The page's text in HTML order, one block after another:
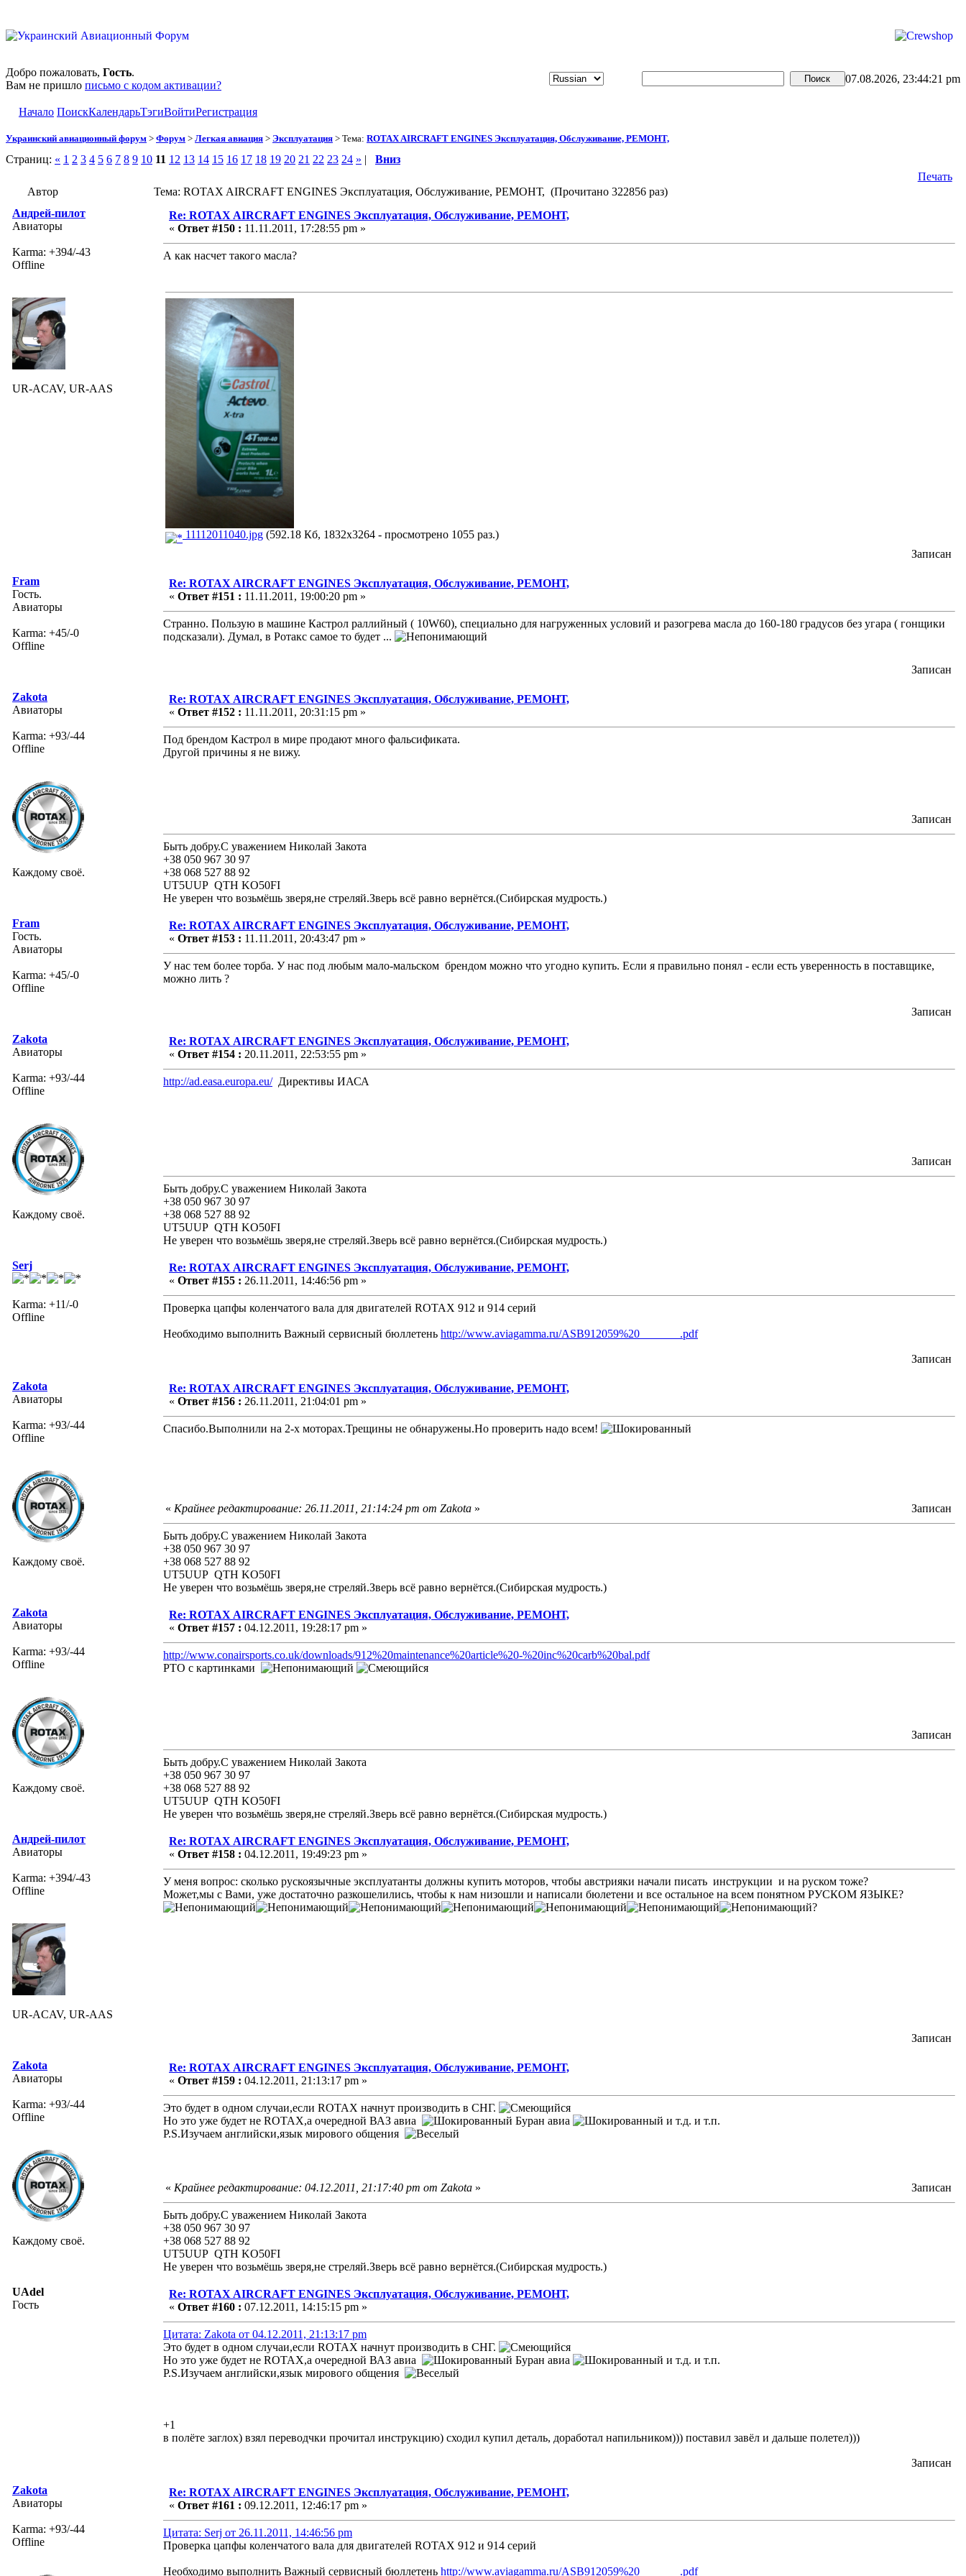
Добро пожаловать, Гость.
Вам не пришло письмо с кодом активации?
07.08.2026, 23:44:21 pm
Начало ПоискКалендарьТэгиВойтиРегистрация
Украинский авиационный форум > Форум > Легкая авиация > Эксплуатация > Тема: ROTAX AIRCRAFT ENGINES Эксплуатация, Обслуживание, РЕМОНТ,
Страниц: « 1 2 3 4 5 6 7 8 9 10 11 12 13 14 15 16 17 18 19 20 21 22 23 24 » | Вниз
Печать
Автор
Тема: ROTAX AIRCRAFT ENGINES Эксплуатация, Обслуживание, РЕМОНТ, (Прочитано 322856 раз)
Андрей-пилот
Авиаторы
Karma: +394/-43
Offline
UR-ACAV, UR-AAS
Re: ROTAX AIRCRAFT ENGINES Эксплуатация, Обслуживание, РЕМОНТ,
« Ответ #150 : 11.11.2011, 17:28:55 pm »
А как насчет такого масла?
11112011040.jpg (592.18 Кб, 1832x3264 - просмотрено 1055 раз.)
Записан
Fram
Гость.
Авиаторы
Karma: +45/-0
Offline
Re: ROTAX AIRCRAFT ENGINES Эксплуатация, Обслуживание, РЕМОНТ,
« Ответ #151 : 11.11.2011, 19:00:20 pm »
Странно. Пользую в машине Кастрол раллийный ( 10W60), специально для нагруженных условий и разогрева масла до 160-180 градусов без угара ( гонщики
подсказали). Думал, в Ротакс самое то будет ...
Записан
Zakota
Авиаторы
Karma: +93/-44
Offline
Каждому своё.
Re: ROTAX AIRCRAFT ENGINES Эксплуатация, Обслуживание, РЕМОНТ,
« Ответ #152 : 11.11.2011, 20:31:15 pm »
Под брендом Кастрол в мире продают много фальсификата.
Другой причины я не вижу.
Записан
Быть добру.С уважением Николай Закота
+38 050 967 30 97
+38 068 527 88 92
UT5UUP QTH KO50FI
Не уверен что возьмёшь зверя,не стреляй.Зверь всё равно вернётся.(Сибирская мудрость.)
Fram
Гость.
Авиаторы
Karma: +45/-0
Offline
Re: ROTAX AIRCRAFT ENGINES Эксплуатация, Обслуживание, РЕМОНТ,
« Ответ #153 : 11.11.2011, 20:43:47 pm »
У нас тем более торба. У нас под любым мало-мальском брендом можно что угодно купить. Если я правильно понял - если есть уверенность в поставщике,
можно лить ?
Записан
Zakota
Авиаторы
Karma: +93/-44
Offline
Каждому своё.
Re: ROTAX AIRCRAFT ENGINES Эксплуатация, Обслуживание, РЕМОНТ,
« Ответ #154 : 20.11.2011, 22:53:55 pm »
http://ad.easa.europa.eu/Директивы ИАСА
Записан
Быть добру.С уважением Николай Закота
+38 050 967 30 97
+38 068 527 88 92
UT5UUP QTH KO50FI
Не уверен что возьмёшь зверя,не стреляй.Зверь всё равно вернётся.(Сибирская мудрость.)
Serj
Karma: +11/-0
Offline
Re: ROTAX AIRCRAFT ENGINES Эксплуатация, Обслуживание, РЕМОНТ,
« Ответ #155 : 26.11.2011, 14:46:56 pm »
Проверка цапфы коленчатого вала для двигателей ROTAX 912 и 914 серий
Необходимо выполнить Важный сервисный бюллетень http://www.aviagamma.ru/ASB912059%20_______.pdf
Записан
Zakota
Авиаторы
Karma: +93/-44
Offline
Каждому своё.
Re: ROTAX AIRCRAFT ENGINES Эксплуатация, Обслуживание, РЕМОНТ,
« Ответ #156 : 26.11.2011, 21:04:01 pm »
Спасибо.Выполнили на 2-х моторах.Трещины не обнаружены.Но проверить надо всем!
« Крайнее редактирование: 26.11.2011, 21:14:24 pm от Zakota » Записан
Быть добру.С уважением Николай Закота
+38 050 967 30 97
+38 068 527 88 92
UT5UUP QTH KO50FI
Не уверен что возьмёшь зверя,не стреляй.Зверь всё равно вернётся.(Сибирская мудрость.)
Zakota
Авиаторы
Karma: +93/-44
Offline
Каждому своё.
Re: ROTAX AIRCRAFT ENGINES Эксплуатация, Обслуживание, РЕМОНТ,
« Ответ #157 : 04.12.2011, 19:28:17 pm »
http://www.conairsports.co.uk/downloads/912%20maintenance%20article%20-%20inc%20carb%20bal.pdf
РТО с картинками
Записан
Быть добру.С уважением Николай Закота
+38 050 967 30 97
+38 068 527 88 92
UT5UUP QTH KO50FI
Не уверен что возьмёшь зверя,не стреляй.Зверь всё равно вернётся.(Сибирская мудрость.)
Андрей-пилот
Авиаторы
Karma: +394/-43
Offline
UR-ACAV, UR-AAS
Re: ROTAX AIRCRAFT ENGINES Эксплуатация, Обслуживание, РЕМОНТ,
« Ответ #158 : 04.12.2011, 19:49:23 pm »
У меня вопрос: сколько рускоязычные эксплуатанты должны купить моторов, чтобы австрияки начали писать инструкции и на руском тоже?
Может,мы с Вами, уже достаточно разкошелились, чтобы к нам низошли и написали бюлетени и все остальное на всем понятном РУСКОМ ЯЗЫКЕ?
?
Записан
Zakota
Авиаторы
Karma: +93/-44
Offline
Каждому своё.
Re: ROTAX AIRCRAFT ENGINES Эксплуатация, Обслуживание, РЕМОНТ,
« Ответ #159 : 04.12.2011, 21:13:17 pm »
Это будет в одном случаи,если ROTAX начнут производить в СНГ.
Но это уже будет не ROTAX,а очередной ВАЗ авиа
Буран авиа
и т.д. и т.п.
P.S.Изучаем английски,язык мирового общения
« Крайнее редактирование: 04.12.2011, 21:17:40 pm от Zakota » Записан
Быть добру.С уважением Николай Закота
+38 050 967 30 97
+38 068 527 88 92
UT5UUP QTH KO50FI
Не уверен что возьмёшь зверя,не стреляй.Зверь всё равно вернётся.(Сибирская мудрость.)
UAdel
Гость
Re: ROTAX AIRCRAFT ENGINES Эксплуатация, Обслуживание, РЕМОНТ,
« Ответ #160 : 07.12.2011, 14:15:15 pm »
Цитата: Zakota от 04.12.2011, 21:13:17 pm
Это будет в одном случаи,если ROTAX начнут производить в СНГ.
Но это уже будет не ROTAX,а очередной ВАЗ авиа
Буран авиа
и т.д. и т.п.
P.S.Изучаем английски,язык мирового общения
+1
в полёте заглох) взял переводчки прочитал инструкцию) сходил купил деталь, доработал напильником))) поставил завёл и дальше полетел)))
Записан
Zakota
Авиаторы
Karma: +93/-44
Offline
Re: ROTAX AIRCRAFT ENGINES Эксплуатация, Обслуживание, РЕМОНТ,
« Ответ #161 : 09.12.2011, 12:46:17 pm »
Цитата: Serj от 26.11.2011, 14:46:56 pm
Проверка цапфы коленчатого вала для двигателей ROTAX 912 и 914 серий
Необходимо выполнить Важный сервисный бюллетень http://www.aviagamma.ru/ASB912059%20_______.pdf